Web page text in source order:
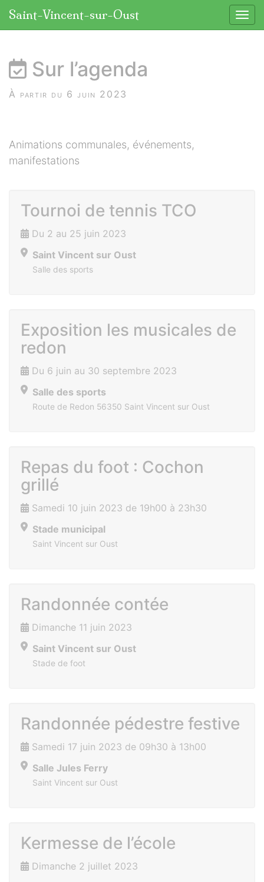
Saint-Vincent-sur-Oust
Sur l’agenda
À partir du 6 juin 2023
Animations communales, événements,
manifestations
Tournoi de tennis TCO
Du 2 au 25 juin 2023
Saint Vincent sur Oust
Salle des sports
Exposition les musicales de
redon
Du 6 juin au 30 septembre 2023
Salle des sports
Route de Redon 56350 Saint Vincent sur Oust
Repas du foot : Cochon
grillé
Samedi 10 juin 2023 de 19h00 à 23h30
Stade municipal
Saint Vincent sur Oust
Randonnée contée
Dimanche 11 juin 2023
Saint Vincent sur Oust
Stade de foot
Randonnée pédestre festive
Samedi 17 juin 2023 de 09h30 à 13h00
Salle Jules Ferry
Saint Vincent sur Oust
Kermesse de l’école
Dimanche 2 juillet 2023
Panneau de gestion des cookies